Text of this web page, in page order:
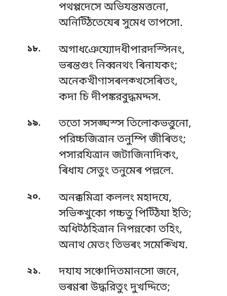
পথপ্পদেসে অভিযন্তমত্তনো,
অনিট্ঠিতেযেৰ সুমেধ তাপসো.
১৮.
অগাধঞেয্যোদধীপারদস্সিনং,
ভৰন্তগুং নিব্বনথং ৰিনাযকং;
অনেকখীণাসৰলক্খসেৰিতং,
কদা চি দীপঙ্করবুদ্ধমদ্দস.
১৯.
ততো সসঙ্ঘস্স তিলোকভত্তুনো,
পরিচ্চজিত্ৰান তনুম্পি জীৰিতং;
পসারযিত্ৰান জটাজিনাদিকং,
ৰিধায সেতুং তনুমেৰ পল্ললে.
২০.
অনক্কমিত্ৰা কললং মহাদযে,
সভিক্খুকো গচ্চতু পিট্ঠিযা ইতি;
অধিট্ঠহিত্ৰান নিপন্নকো তহিং,
অনাথ মেতং তিভৰং সমেক্খিয.
২১.
দযায সঞ্চোদিতমানসো জনে,
ভৰণ্ণৰা উদ্ধরিতুং দুখদ্দিতে;